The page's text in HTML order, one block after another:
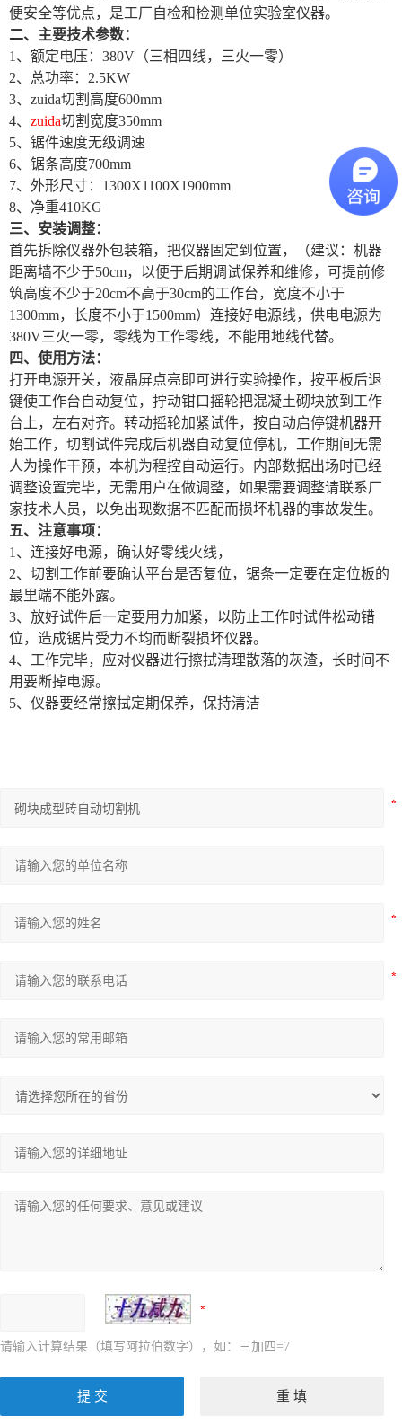
便安全等优点，是工厂自检和检测单位实验室仪器。
二、主要技术参数：
1、额定电压：380V（三相四线，三火一零）
2、总功率：2.5KW
3、zuida切割高度600mm
4、 zuida切割宽度350mm
5、锯件速度无级调速
6、锯条高度700mm
7、外形尺寸：1300X1100X1900mm
8、净重410KG
三、安装调整：
首先拆除仪器外包装箱，把仪器固定到 位置，（建议：机器
距离墙不少于50cm，以便于后期调试保养和维修，可提前修
筑高度不少于20cm不高于30cm的工作台，宽度不小于
1300mm，长度不小于1500mm）连接好电源线，供电电源为
380V三火一零，零线为工作零线，不能用地线代替。
四、使用方法：
打开电源开关，液晶屏点亮即可进行实验操作，按平板后退
键使工作台自动复位，拧动钳口摇轮把混凝土砌块放到工作
台上，左右对齐。转动摇轮加紧试件，按自动启停键机器开
始工作，切割试件完成后机器自动复位停机，工作期间无需
人为操作干预，本机为程控自动运行。内部数据出场时已经
调整设置完毕，无需用户在做调整，如果需要调整请联系厂
家技术人员，以免出现数据不匹配而损坏机器的事故发生。
五、注意事项：
1、连接好电源，确认好零线火线，
2、切割工作前要确认平台是否复位，锯条一定要在定位板的
最里端不能外露。
3、放好试件后一定要用力加紧，以防止工作时试件松动错
位，造成锯片受力不均而断裂损坏仪器。
4、工作完毕，应对仪器进行擦拭清理散落的灰渣，长时间不
用要断掉电源。
5、仪器要经常擦拭定期保养，保持清洁
请输入计算结果（填写阿拉伯数字），如：三加四=7